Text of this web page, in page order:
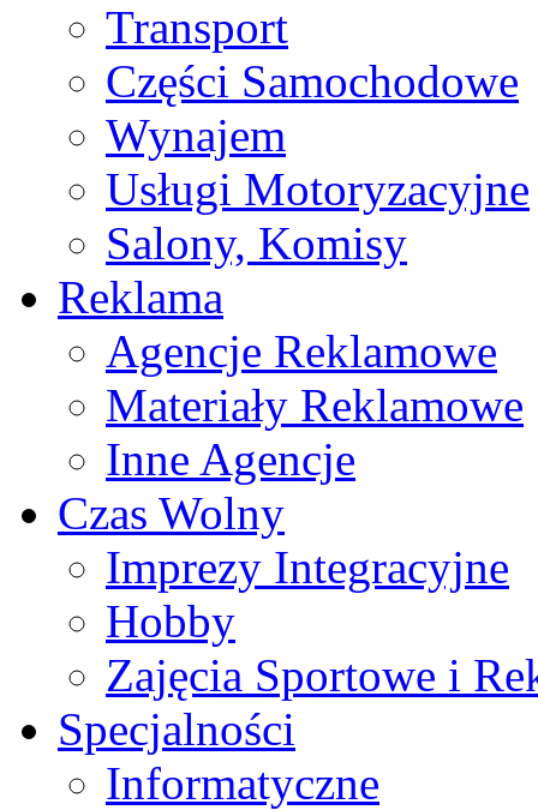
Transport
Części Samochodowe
Wynajem
Usługi Motoryzacyjne
Salony, Komisy
Reklama
Agencje Reklamowe
Materiały Reklamowe
Inne Agencje
Czas Wolny
Imprezy Integracyjne
Hobby
Zajęcia Sportowe i
Specjalności
Informatyczne